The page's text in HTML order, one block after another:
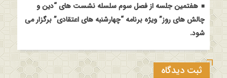
هفتمین جلسه از فصل سوم سلسله نشست های “دین و
چالش های روز” ویژه برنامه “چهارشنبه های اعتقادی” برگزار می
شود.
ثبت دیدگاه